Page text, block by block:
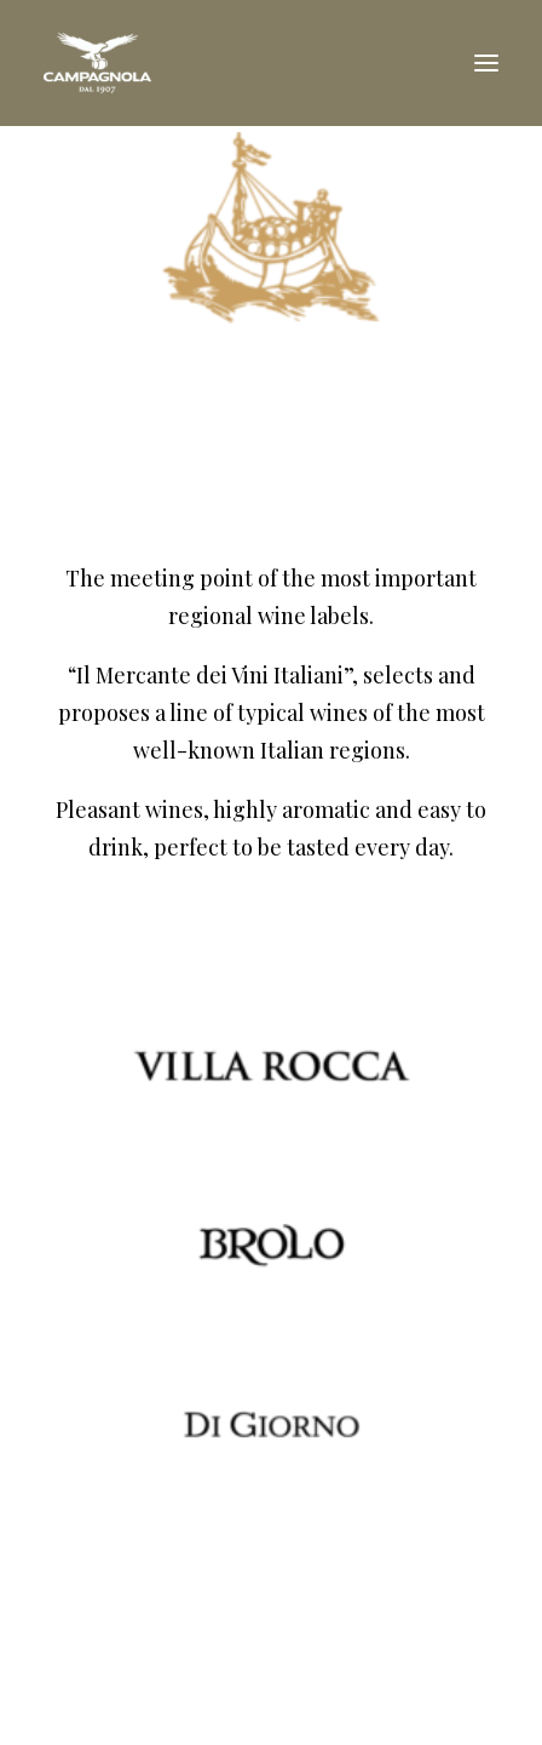
The meeting point of the most important
regional wine labels.
“Il Mercante dei Vini Italiani”, selects and
proposes a line of typical wines of the most
well-known Italian regions.
Pleasant wines, highly aromatic and easy to
drink, perfect to be tasted every day.